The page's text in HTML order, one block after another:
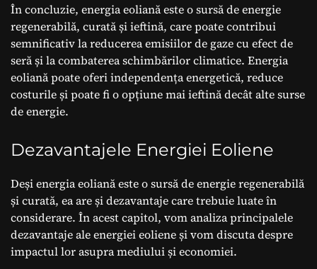
În concluzie, energia eoliană este o sursă de energie
regenerabilă, curată și ieftină, care poate contribui
semnificativ la reducerea emisiilor de gaze cu efect de
seră și la combaterea schimbărilor climatice. Energia
eoliană poate oferi independența energetică, reduce
costurile și poate fi o opțiune mai ieftină decât alte surse
de energie.
Dezavantajele Energiei Eoliene
Deși energia eoliană este o sursă de energie regenerabilă
și curată, ea are și dezavantaje care trebuie luate în
considerare. În acest capitol, vom analiza principalele
dezavantaje ale energiei eoliene și vom discuta despre
impactul lor asupra mediului și economiei.